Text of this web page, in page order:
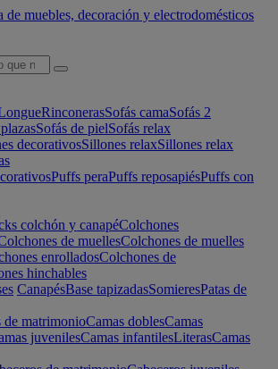
RinconerasSofás camaSofás 2
Sofás de pielSofás relax
decorativosSillones relaxSillones relax
Puffs peraPuffs reposapiésPuffs con
colchón y canapéColchones
de muellesColchones de muelles
enrolladosColchones de
hinchables
CanapésBase tapizadasSomieresPatas de
de matrimonioCamas doblesCamas
juvenilesCamas infantilesLiterasCamas